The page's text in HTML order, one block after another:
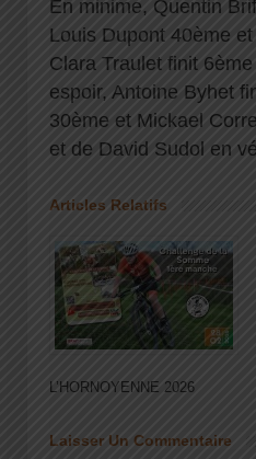
En minime, Quentin
Louis Dupont 40ème
Clara Traulet finit
espoir, Antoine Byhet
30ème et Mickael
et de David Sudol en
Articles Relatifs
L’HORNOYENNE 2026
Laisser Un Commentaire